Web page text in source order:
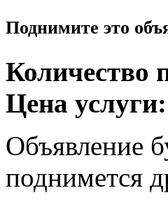
Поднимите это
Количество
Цена
Объявление
поднимется